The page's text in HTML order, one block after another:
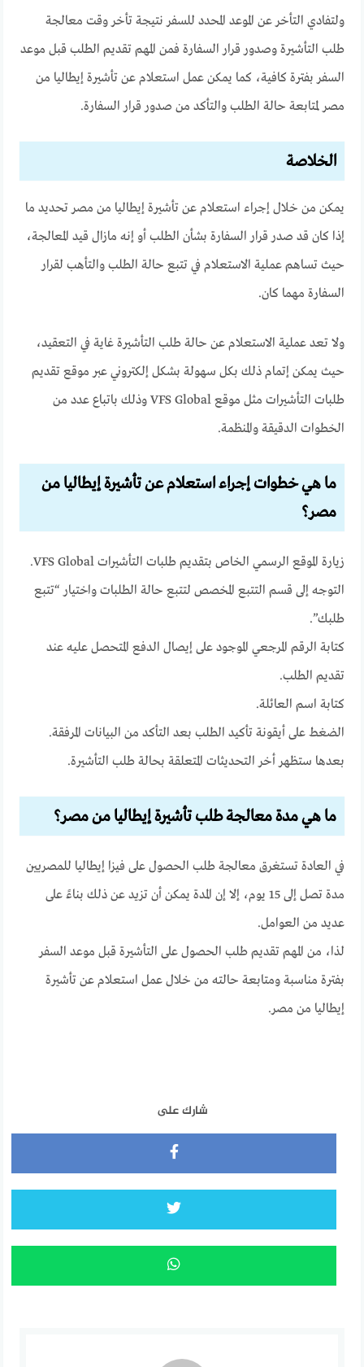
ولتفادي التأخر عن الموعد المحدد للسفر نتيجة تأخر وقت معالجة
طلب التأشيرة وصدور قرار السفارة فمن المهم تقديم الطلب قبل موعد
السفر بفترة كافية، كما يمكن عمل استعلام عن تأشيرة إيطاليا من
مصر لمتابعة حالة الطلب والتأكد من صدور قرار السفارة.
الخلاصة
يمكن من خلال إجراء استعلام عن تأشيرة إيطاليا من مصر تحديد ما
إذا كان قد صدر قرار السفارة بشأن الطلب أو إنه مازال قيد المعالجة،
حيث تساهم عملية الاستعلام في تتبع حالة الطلب والتأهب لقرار
السفارة مهما كان.
ولا تعد عملية الاستعلام عن حالة طلب التأشيرة غاية في التعقيد،
حيث يمكن إتمام ذلك بكل سهولة بشكل إلكتروني عبر موقع تقديم
طلبات التأشيرات مثل موقع VFS Global وذلك باتباع عدد من
الخطوات الدقيقة والمنظمة.
ما هي خطوات إجراء استعلام عن تأشيرة إيطاليا من
مصر؟
زيارة الموقع الرسمي الخاص بتقديم طلبات التأشيرات VFS Global.
التوجه إلى قسم التتبع المخصص لتتبع حالة الطلبات واختيار “تتبع
طلبك”.
كتابة الرقم المرجعي الموجود على إيصال الدفع المتحصل عليه عند
تقديم الطلب.
كتابة اسم العائلة.
الضغط على أيقونة تأكيد الطلب بعد التأكد من البيانات المرفقة.
بعدها ستظهر أخر التحديثات المتعلقة بحالة طلب التأشيرة.
ما هي مدة معالجة طلب تأشيرة إيطاليا من مصر؟
في العادة تستغرق معالجة طلب الحصول على فيزا إيطاليا للمصريين
مدة تصل إلى 15 يوم، إلا إن المدة يمكن أن تزيد عن ذلك بناءً على
عديد من العوامل.
لذا، من المهم تقديم طلب الحصول على التأشيرة قبل موعد السفر
بفترة مناسبة ومتابعة حالته من خلال عمل استعلام عن تأشيرة
إيطاليا من مصر.
شارك على